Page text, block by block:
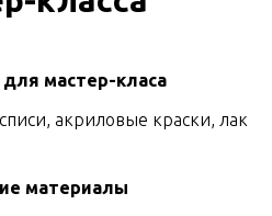
мастер-класа
акриловые краски, лак
материалы